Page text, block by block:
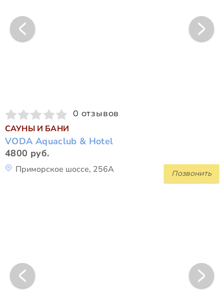
0 отзывов
САУНЫ И БАНИ
VODA Aquaclub & Hotel
4800 руб.
Позвонить
Приморское шоссе, 256А